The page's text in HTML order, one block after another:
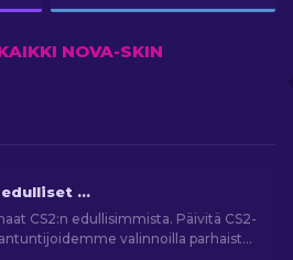
NOVA-SKIN
Parhaat edulliset skinit CS2:ssa [2026]
CS2:n edullisimmista. Päivitä CS2-
valinnoilla parhaista